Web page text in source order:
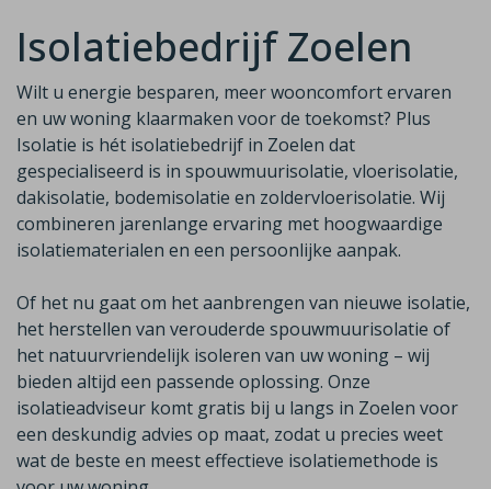
Isolatiebedrijf Zoelen
Wilt u energie besparen, meer wooncomfort ervaren
en uw woning klaarmaken voor de toekomst? Plus
Isolatie is hét isolatiebedrijf in Zoelen dat
gespecialiseerd is in spouwmuurisolatie, vloerisolatie,
dakisolatie, bodemisolatie en zoldervloerisolatie. Wij
combineren jarenlange ervaring met hoogwaardige
isolatiematerialen en een persoonlijke aanpak.
Of het nu gaat om het aanbrengen van nieuwe isolatie,
het herstellen van verouderde spouwmuurisolatie of
het natuurvriendelijk isoleren van uw woning – wij
bieden altijd een passende oplossing. Onze
isolatieadviseur komt gratis bij u langs in Zoelen voor
een deskundig advies op maat, zodat u precies weet
wat de beste en meest effectieve isolatiemethode is